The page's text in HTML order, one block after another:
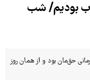
بودیم/ شب
حق‌مان بود و از همان روز